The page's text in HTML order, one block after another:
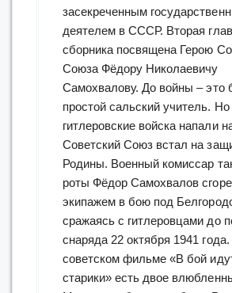
засекреченным
деятелем в СССР. Вторая
сборника посвящена Герою
Союза Фёдору Николаевичу
Самохвалову. До войны – это
простой сальский учитель. Но
гитлеровские войска напали
Советский Союз встал на
Родины. Военный комиссар
роты Фёдор Самохвалов
экипажем в бою под
сражаясь с гитлеровцами до
снаряда 22 октября 1941
советском фильме «В бой
старики» есть двое